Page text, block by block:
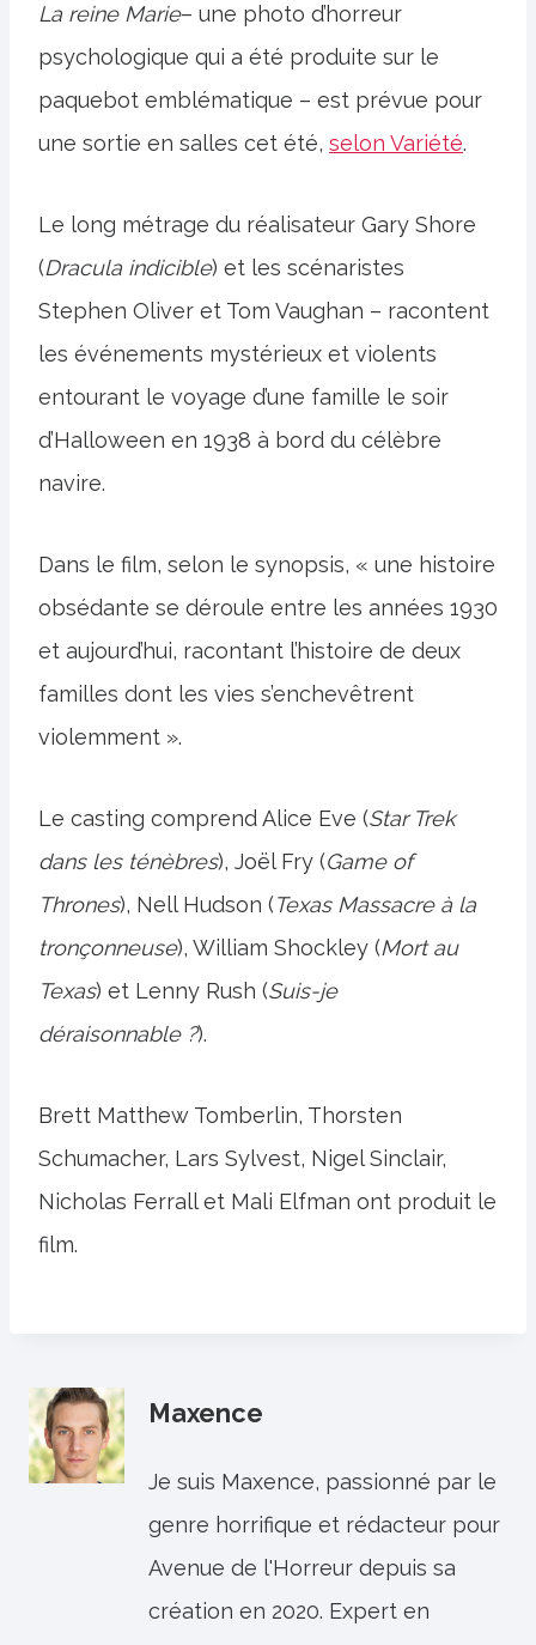
La reine Marie– une photo d’horreur
psychologique qui a été produite sur le
paquebot emblématique – est prévue pour
une sortie en salles cet été, selon Variété.
Le long métrage du réalisateur Gary Shore
(Dracula indicible) et les scénaristes
Stephen Oliver et Tom Vaughan – racontent
les événements mystérieux et violents
entourant le voyage d’une famille le soir
d’Halloween en 1938 à bord du célèbre
navire.
Dans le film, selon le synopsis, « une histoire
obsédante se déroule entre les années 1930
et aujourd’hui, racontant l’histoire de deux
familles dont les vies s’enchevêtrent
violemment ».
Le casting comprend Alice Eve (Star Trek
dans les ténèbres), Joël Fry (Game of
Thrones), Nell Hudson (Texas Massacre à la
tronçonneuse), William Shockley (Mort au
Texas) et Lenny Rush (Suis-je
déraisonnable ?).
Brett Matthew Tomberlin, Thorsten
Schumacher, Lars Sylvest, Nigel Sinclair,
Nicholas Ferrall et Mali Elfman ont produit le
film.
Maxence
Je suis Maxence, passionné par le
genre horrifique et rédacteur pour
Avenue de l'Horreur depuis sa
création en 2020. Expert en